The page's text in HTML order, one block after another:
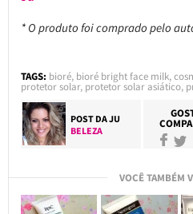
* O produto foi comprado pelo
TAGS: bioré, bioré bright face milk,
protetor solar, protetor solar asiático,
POST DAJU
BELEZA
VOCÊ TAMBÉM